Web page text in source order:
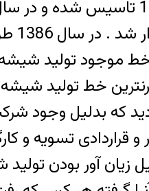
خط موجود تولید
دریافت گردید
و قراردادی
زیان آور بودن